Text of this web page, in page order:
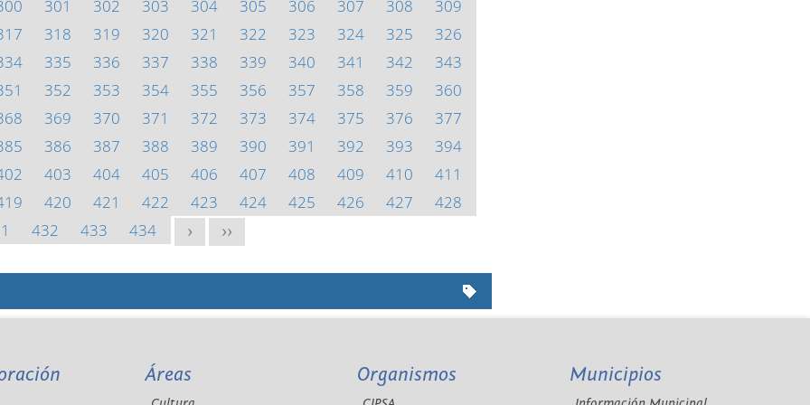
301 302 303 304 305 306 307 308
309
318 319 320 321 322 323 324 325
326
335 336 337 338 339 340 341 342
343
352 353 354 355 356 357 358 359
360
369 370 371 372 373 374 375 376
377
386 387 388 389 390 391 392 393
394
403 404 405 406 407 408 409 410
411
420 421 422 423 424 425 426 427
428
432 433 434 > >>
Áreas Organismos Municipios